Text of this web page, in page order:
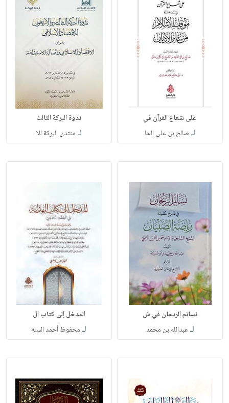
على شعاع القرآن في
لـ صالح بن علي الحا
ندوة البركة الثالث
لـ منتدى البركة للا
نسائم الريحان في ش
لـعبدالله بن محمد
المدخل إلى كتاب ال
لـ محفوظ أحمد السله